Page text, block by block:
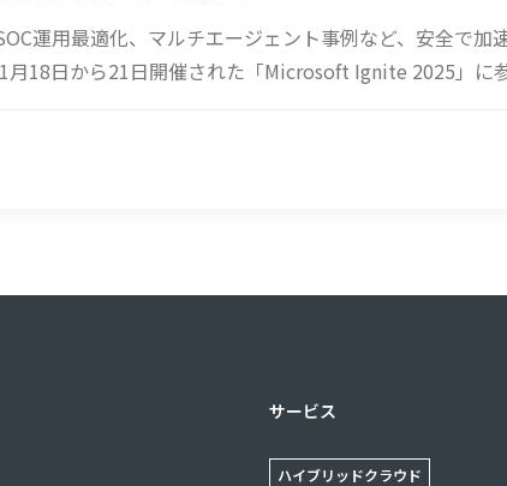
運用最適化、マルチエージェント事例など、安全で加
月18日から21日開催された「Microsoft Ignite 2025」に
サービス
ハイブリッドクラウド